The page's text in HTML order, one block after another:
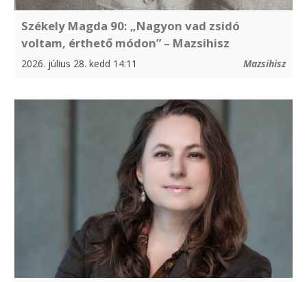
Székely Magda 90: „Nagyon vad zsidó
voltam, érthető módon” – Mazsihisz
2026. július 28. kedd 14:11 Mazsihisz